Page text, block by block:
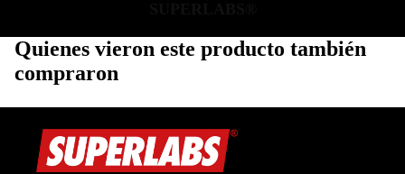
Quienes vieron este producto también
compraron